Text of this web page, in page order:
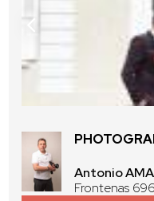
Antonio
Frontenas